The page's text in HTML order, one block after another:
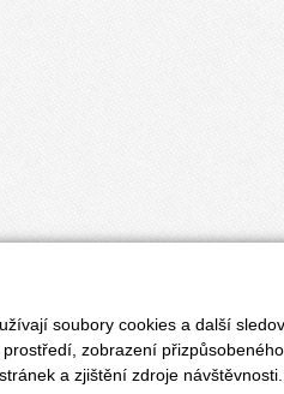
soubory cookies a další
zobrazení
a zjištění zdroje návštěvnosti.